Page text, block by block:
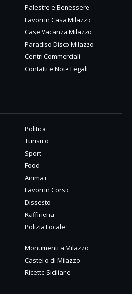
Palestre e Benessere
Lavori in Casa Milazzo
Case Vacanza Milazzo
Paradiso Disco Milazzo
Centri Commerciali
Contatti e Note Legali
Politica
Turismo
Sport
Food
Animali
Lavori in Corso
Dissesto
Raffineria
Polizia Locale
Monumenti a Milazzo
Castello di Milazzo
Ricette Siciliane